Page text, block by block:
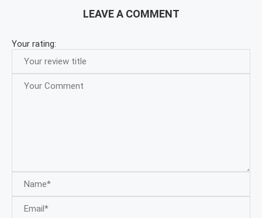
LEAVE A COMMENT
Your rating: